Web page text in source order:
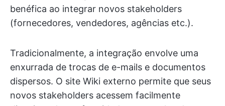
benéfica ao integrar novos stakeholders
(fornecedores, vendedores, agências etc.).
Tradicionalmente, a integração envolve uma
enxurrada de trocas de e-mails e documentos
dispersos. O site Wiki externo permite que seus
novos stakeholders acessem facilmente